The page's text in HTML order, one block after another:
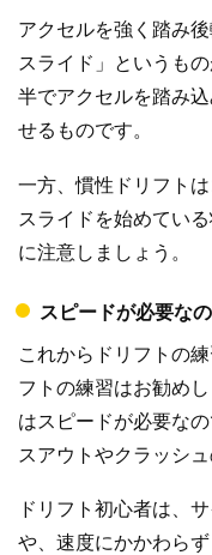
アクセルを強く踏み
スライド」というも
半でアクセルを踏み
せるものです。
一方、慣性ドリフト
スライドを始めてい
に注意しましょう。
スピードが必要な
これからドリフトの
フトの練習はお勧め
はスピードが必要な
スアウトやクラッシ
ドリフト初心者は、
や、速度にかかわら